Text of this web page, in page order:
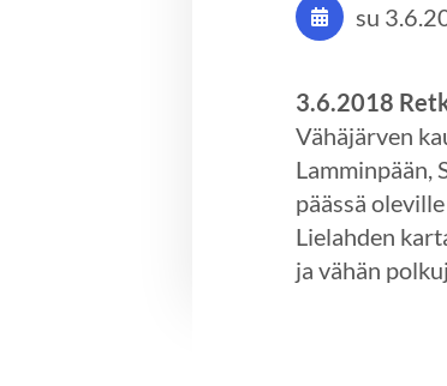
su
3.6.2018
Vähäjärven
Lamminpään,
päässä
Lielahden
ja vähän